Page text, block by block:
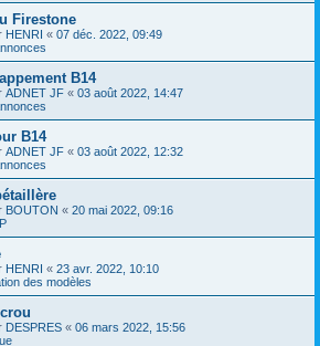
Firestone
HENRI « 07 déc. 2022, 09:49
B14
ADNET JF « 03 août 2022, 14:47
B14
ADNET JF « 03 août 2022, 12:32
BOUTON « 20 mai 2022, 09:16
HENRI « 23 avr. 2022, 10:10
des modèles
DESPRES « 06 mars 2022, 15:56